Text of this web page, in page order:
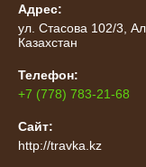
Адрес:
ул. Стасова 102/3,
Казахстан
Телефон:
+7 (778) 783-21-68
Сайт:
http://travka.kz